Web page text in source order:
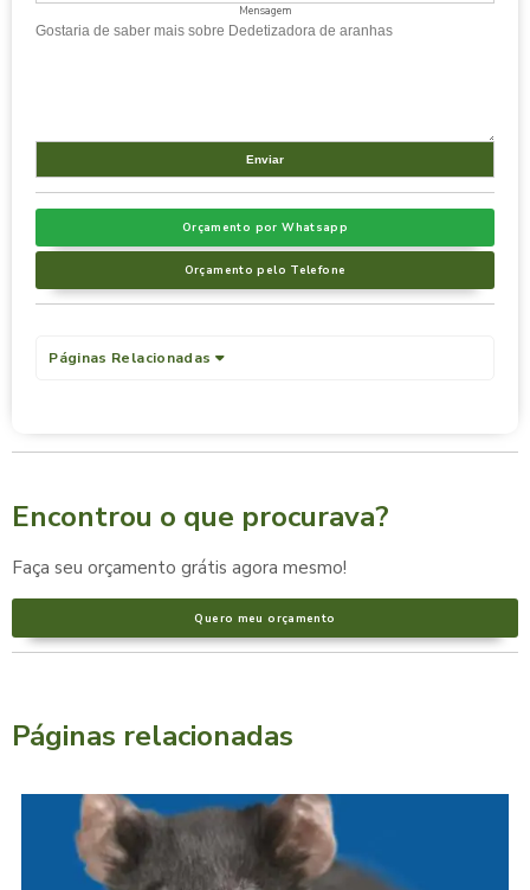
Mensagem
Orçamento por Whatsapp
Orçamento pelo Telefone
Páginas Relacionadas
Encontrou o que procurava?
Faça seu orçamento grátis agora mesmo!
Quero meu orçamento
Páginas relacionadas